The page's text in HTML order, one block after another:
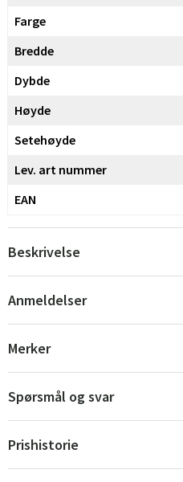
Norge
Farge
Bredde
Dybde
Høyde
Setehøyde
Lev. art nummer
EAN
Beskrivelse
Anmeldelser
Merker
Spørsmål og svar
Prishistorie